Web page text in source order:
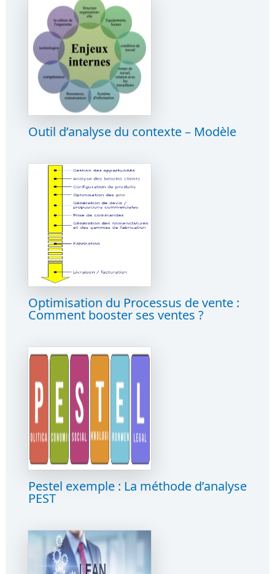
Outil d’analyse du contexte – Modèle
Optimisation du Processus de vente :
Comment booster ses ventes ?
Pestel exemple : La méthode d’analyse
PEST